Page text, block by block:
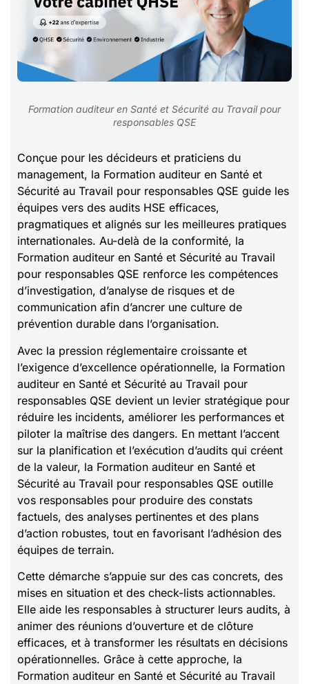
Formation auditeur en Santé et Sécurité au Travail pour
responsables QSE
Conçue pour les décideurs et praticiens du
management, la Formation auditeur en Santé et
Sécurité au Travail pour responsables QSE guide les
équipes vers des audits HSE efficaces,
pragmatiques et alignés sur les meilleures pratiques
internationales. Au-delà de la conformité, la
Formation auditeur en Santé et Sécurité au Travail
pour responsables QSE renforce les compétences
d’investigation, d’analyse de risques et de
communication afin d’ancrer une culture de
prévention durable dans l’organisation.
Avec la pression réglementaire croissante et
l’exigence d’excellence opérationnelle, la Formation
auditeur en Santé et Sécurité au Travail pour
responsables QSE devient un levier stratégique pour
réduire les incidents, améliorer les performances et
piloter la maîtrise des dangers. En mettant l’accent
sur la planification et l’exécution d’audits qui créent
de la valeur, la Formation auditeur en Santé et
Sécurité au Travail pour responsables QSE outille
vos responsables pour produire des constats
factuels, des analyses pertinentes et des plans
d’action robustes, tout en favorisant l’adhésion des
équipes de terrain.
Cette démarche s’appuie sur des cas concrets, des
mises en situation et des check-lists actionnables.
Elle aide les responsables à structurer leurs audits, à
animer des réunions d’ouverture et de clôture
efficaces, et à transformer les résultats en décisions
opérationnelles. Grâce à cette approche, la
Formation auditeur en Santé et Sécurité au Travail